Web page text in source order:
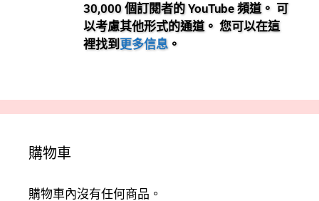
30,000 個訂閱者的 YouTube 頻道。 可
以考慮其他形式的通道。 您可以在這
裡找到 更多信息。
購物車
購物車內沒有任何商品。